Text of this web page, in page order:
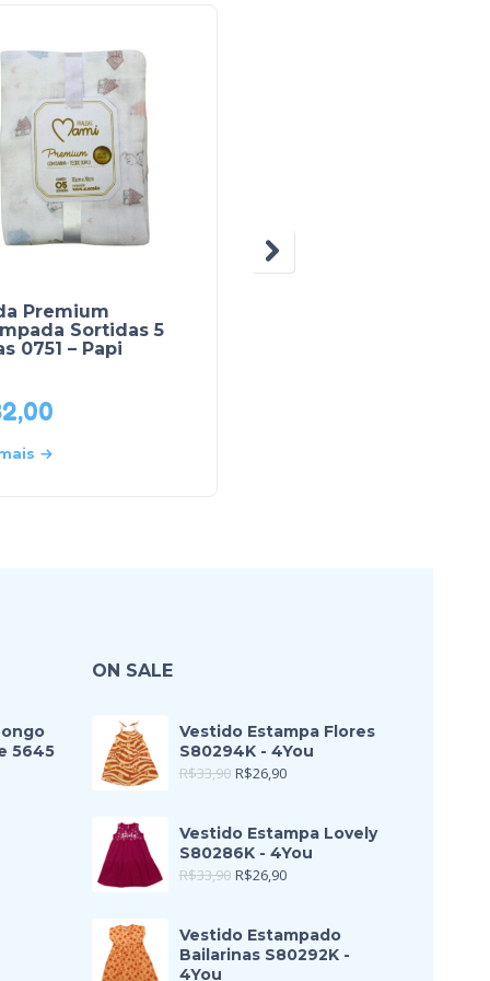
Premium
Sortidas 5
0751 – Papi
5645
ON SALE
Vestido Estampa Flores
S80294K - 4You
R$33,90 R$26,90
Vestido Estampa Lovely
S80286K - 4You
R$33,90 R$26,90
Vestido Estampado
Bailarinas S80292K -
4You